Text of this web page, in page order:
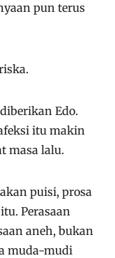
pun terus
Edo.
itu makin
masa lalu.
puisi, prosa
Perasaan
aneh, bukan
muda-mudi